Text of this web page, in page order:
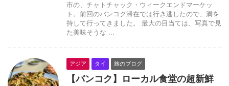
市の、チャトチャック・ウィークエンドマーケッ
ト。前回のバンコク滞在では行き逃したので、満を
持して行ってきました。 最大の目当ては、写真で見
た美味そうな ...
アジア タイ 旅のブログ
【バンコク】ローカル食堂の超新鮮